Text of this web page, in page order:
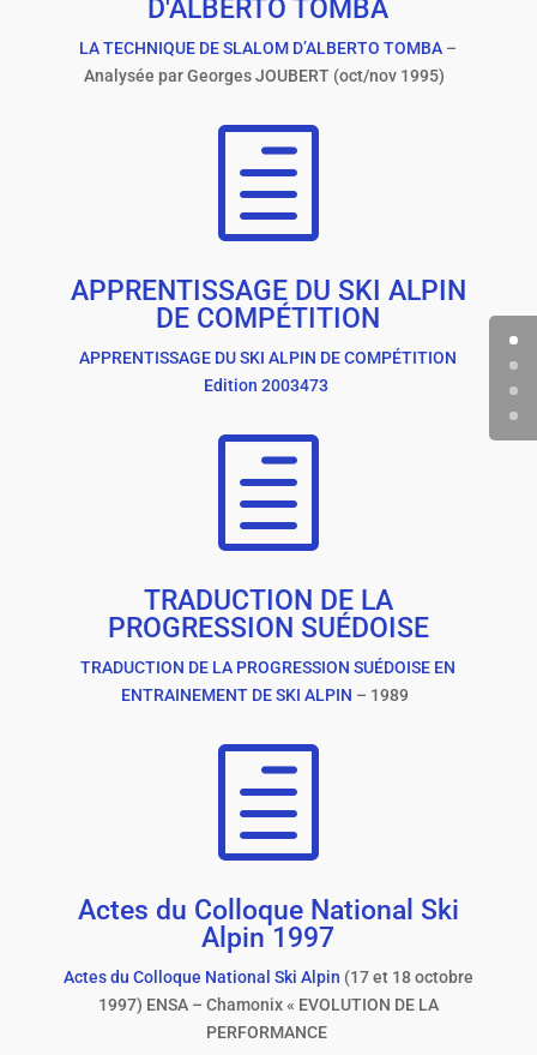
D'ALBERTO TOMBA
LA TECHNIQUE DE SLALOM D’ALBERTO TOMBA –
Analysée par Georges JOUBERT (oct/nov 1995)
h
APPRENTISSAGE DU SKI ALPIN
DE COMPÉTITION
APPRENTISSAGE DU SKI ALPIN DE COMPÉTITION
Edition 2003473
h
TRADUCTION DE LA
PROGRESSION SUÉDOISE
TRADUCTION DE LA PROGRESSION SUÉDOISE EN
ENTRAINEMENT DE SKI ALPIN – 1989
h
Actes du Colloque National Ski
Alpin 1997
Actes du Colloque National Ski Alpin (17 et 18 octobre
1997) ENSA – Chamonix « EVOLUTION DE LA
PERFORMANCE